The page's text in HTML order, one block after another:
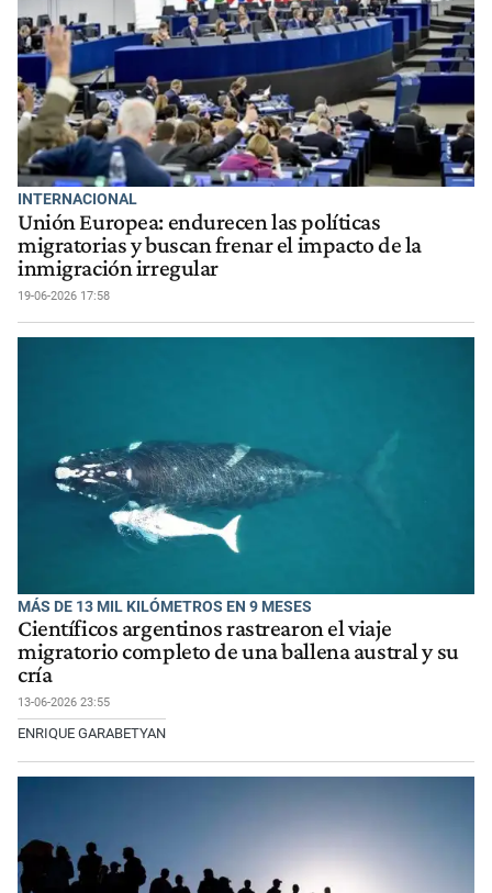
INTERNACIONAL
Unión Europea: endurecen las políticas
migratorias y buscan frenar el impacto de la
inmigración irregular
19-06-2026 17:58
MÁS DE 13 MIL KILÓMETROS EN 9 MESES
Científicos argentinos rastrearon el viaje
migratorio completo de una ballena austral y su
cría
13-06-2026 23:55
ENRIQUE GARABETYAN